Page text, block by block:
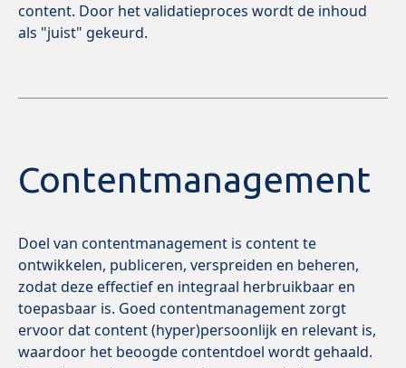
content. Door het validatieproces wordt de inhoud
als "juist" gekeurd.
Contentmanagement
Doel van contentmanagement is content te
ontwikkelen, publiceren, verspreiden en beheren,
zodat deze effectief en integraal herbruikbaar en
toepasbaar is. Goed contentmanagement zorgt
ervoor dat content (hyper)persoonlijk en relevant is,
waardoor het beoogde contentdoel wordt gehaald.